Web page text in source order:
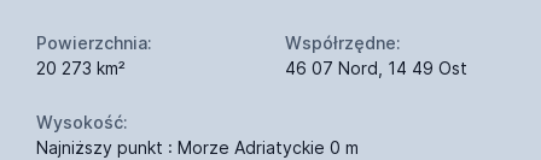
Powierzchnia:
20 273 km²
Współrzędne:
46 07 Nord, 14 49 Ost
Wysokość:
Najniższy punkt : Morze Adriatyckie 0 m